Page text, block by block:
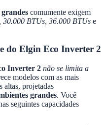
comumente exigem
30.000 BTUs, 36.000 BTUs e
do Elgin Eco Inverter 2
Inverter 2 não se limita a
modelos com as mais
altas, projetadas
grandes. Você
seguintes capacidades